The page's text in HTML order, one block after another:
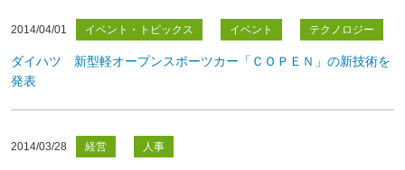
2014/04/01 イベント・トピックス イベント テクノロジー
ダイハツ 新型軽オープンスポーツカー「ＣＯＰＥＮ」の新技術を
発表
2014/03/28 経営 人事